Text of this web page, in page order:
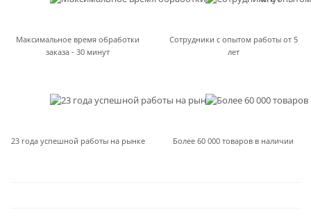
Максимальное время обработки
заказа - 30 минут
Сотрудники с опытом работы от 5
лет
23 года успешной работы на рынке Более 60 000 товаров в наличии